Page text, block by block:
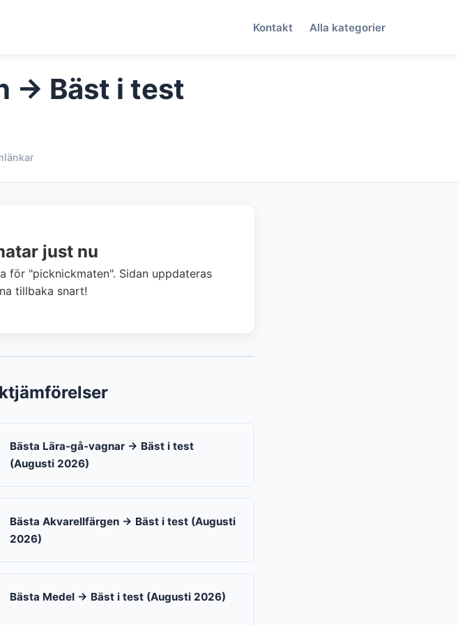
Kontakt Alla kategorier
→ Bäst i test
just nu
"picknickmaten". Sidan uppdateras
tillbaka snart!
Bästa Lära-gå-vagnar → Bäst i test
(Augusti 2026)
Bästa Akvarellfärgen → Bäst i test (Augusti
2026)
Bästa Medel → Bäst i test (Augusti 2026)